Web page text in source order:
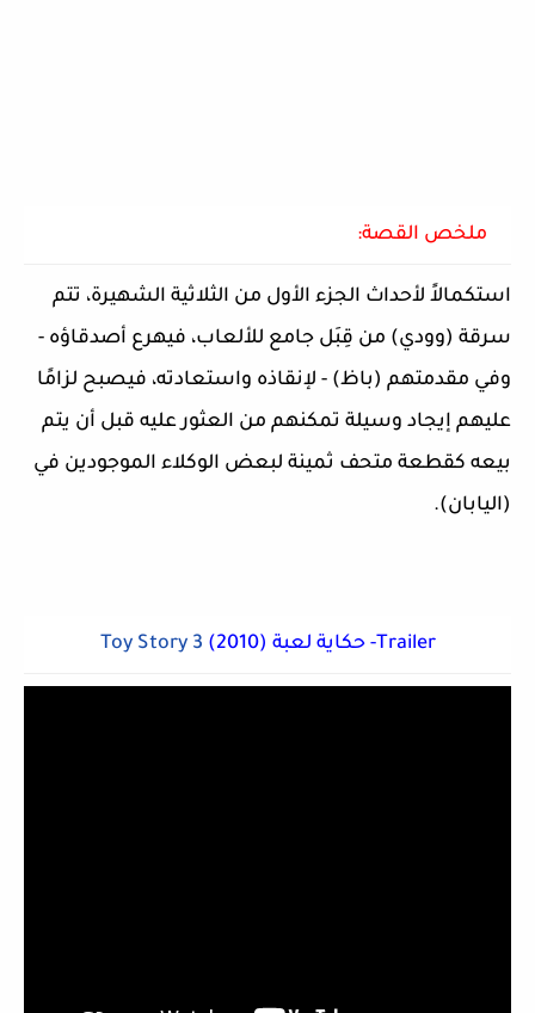
ملخص القصة:
استكمالاً لأحداث الجزء الأول من الثلاثية الشهيرة، تتم
سرقة (وودي) من قِبَل جامع للألعاب، فيهرع أصدقاؤه -
وفي مقدمتهم (باظ) - لإنقاذه واستعادته، فيصبح لزامًا
عليهم إيجاد وسيلة تمكنهم من العثور عليه قبل أن يتم
بيعه كقطعة متحف ثمينة لبعض الوكلاء الموجودين في
(اليابان).
Toy Story 3 (2010) حكاية لعبة -Trailer